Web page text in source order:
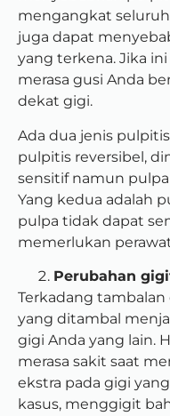
mengangkat
juga dapat
yang terkena. Jika
merasa gusi Anda
dekat gigi.
Ada dua jenis
pulpitis reversibel,
sensitif namun
Yang kedua adalah
pulpa tidak dapat
memerlukan
Perubahan
Terkadang
yang ditambal
gigi Anda yang lain.
merasa sakit saat
ekstra pada gigi
kasus, menggigit